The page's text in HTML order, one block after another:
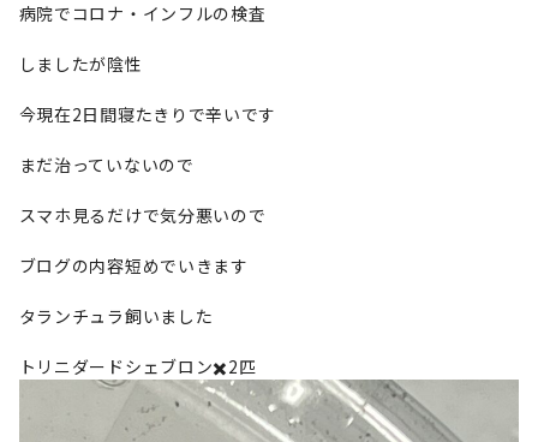
病院でコロナ・インフルの検査
しましたが陰性
今現在2日間寝たきりで辛いです
まだ治っていないので
スマホ見るだけで気分悪いので
ブログの内容短めでいきます
タランチュラ飼いました
トリニダードシェブロン✖️2匹